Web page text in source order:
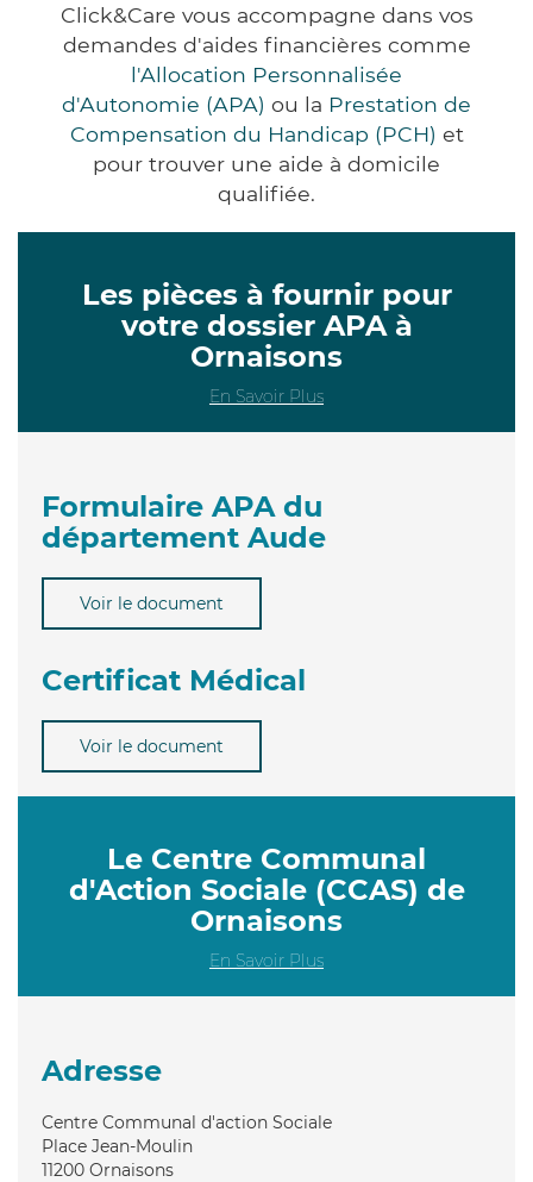
Click&Care vous accompagne dans vos
demandes d'aides financières comme
l'Allocation Personnalisée
d'Autonomie (APA) ou la Prestation de
Compensation du Handicap (PCH) et
pour trouver une aide à domicile
qualifiée.
Les pièces à fournir pour
votre dossier APA à
Ornaisons
En Savoir Plus
Formulaire APA du
département Aude
Voir le document
Certificat Médical
Voir le document
Le Centre Communal
d'Action Sociale (CCAS) de
Ornaisons
En Savoir Plus
Adresse
Centre Communal d'action Sociale
Place Jean-Moulin
11200 Ornaisons